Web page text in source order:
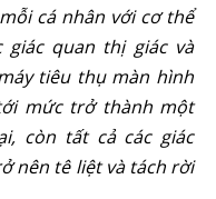
cá nhân với cơ thể
quan thị giác và
tiêu thụ màn hình
mức trở thành một
còn tất cả các giác
nên tê liệt và tách rời